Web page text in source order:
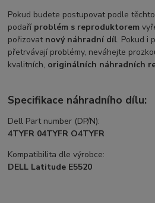
Pokud budete postupovat podle
podaří problém s reproduktorem
pořizovat nový náhradní díl. Pokud i
přetrvávají problémy, neváhejte
kvalitních, originálních náhradních
Specifikace náhradního dílu:
Dell Part number (DP/N):
4TYFR 04TYFR O4TYFR
Kompatibilita dle výrobce:
DELL Latitude E5520